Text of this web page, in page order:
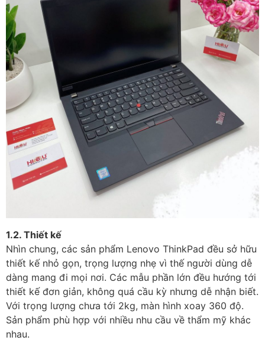
1.2. Thiết kế
Nhìn chung, các sản phẩm Lenovo ThinkPad đều sở hữu
thiết kế nhỏ gọn, trọng lượng nhẹ vì thế người dùng dễ
dàng mang đi mọi nơi. Các mẫu phần lớn đều hướng tới
thiết kế đơn giản, không quá cầu kỳ nhưng dễ nhận biết.
Với trọng lượng chưa tới 2kg, màn hình xoay 360 độ.
Sản phẩm phù hợp với nhiều nhu cầu về thẩm mỹ khác
nhau.